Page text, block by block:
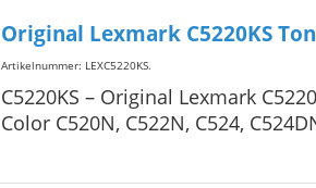
Original Lexmark C5220KS
Artikelnummer: LEXC5220KS.
C5220KS – Original Lexmark
Color C520N, C522N, C524,